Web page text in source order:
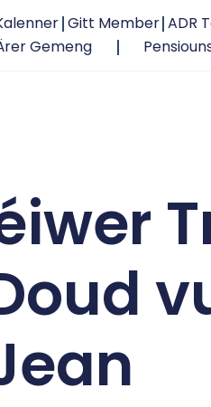
Gitt Member ADR
Gemeng